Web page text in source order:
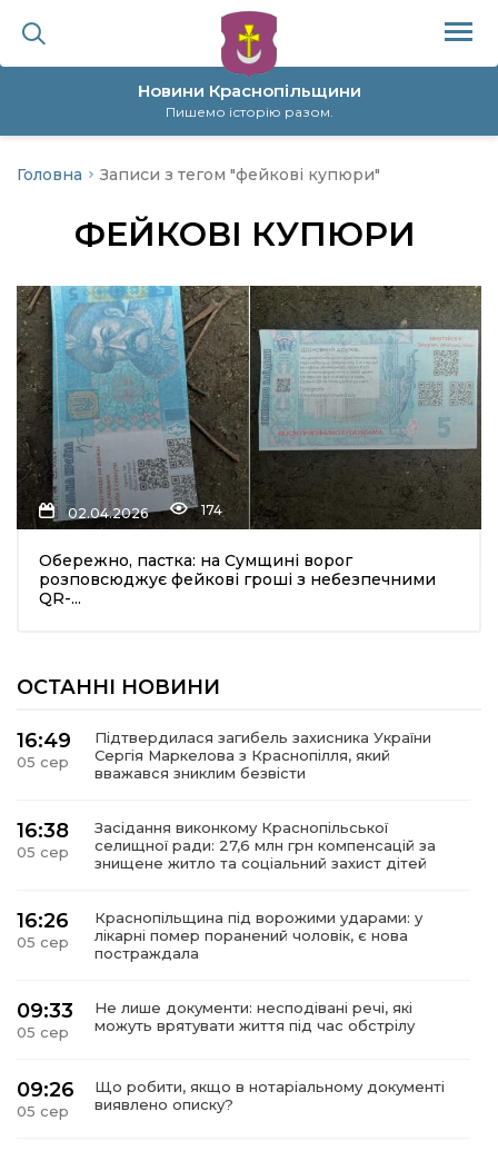
Новини Краснопільщини
Пишемо історію разом.
політика
Головна Записи з тегом "фейкові купюри"
ФЕЙКОВІ КУПЮРИ
02.04.2026 174
Обережно, пастка: на Сумщині ворог
розповсюджує фейкові гроші з небезпечними
QR-...
ОСТАННІ НОВИНИ
16:49
05 сер
Підтвердилася загибель захисника України
Сергія Маркелова з Краснопілля, який
вважався зниклим безвісти
16:38
05 сер
Засідання виконкому Краснопільської
селищної ради: 27,6 млн грн компенсацій за
знищене житло та соціальний захист дітей
16:26
05 сер
Краснопільщина під ворожими ударами: у
лікарні помер поранений чоловік, є нова
постраждала
09:33
05 сер
Не лише документи: несподівані речі, які
можуть врятувати життя під час обстрілу
09:26
05 сер
Що робити, якщо в нотаріальному документі
виявлено описку?